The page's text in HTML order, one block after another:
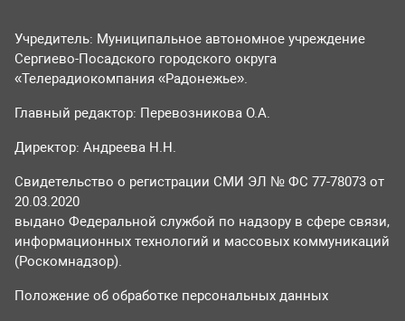
Учредитель: Муниципальное автономное учреждение
Сергиево-Посадского городского округа
«Телерадиокомпания «Радонежье».
Главный редактор: Перевозникова О.А.
Директор: Андреева Н.Н.
Свидетельство о регистрации СМИ ЭЛ № ФС 77-78073 от
20.03.2020
выдано Федеральной службой по надзору в сфере связи,
информационных технологий и массовых коммуникаций
(Роскомнадзор).
Положение об обработке персональных данных